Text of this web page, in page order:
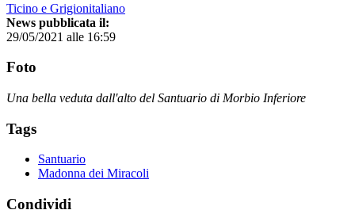
Ticino e Grigionitaliano
News pubblicata il:
29/05/2021 alle 16:59
Foto
Una bella veduta dall'alto del Santuario di Morbio Inferiore
Tags
Santuario
Madonna dei Miracoli
Condividi